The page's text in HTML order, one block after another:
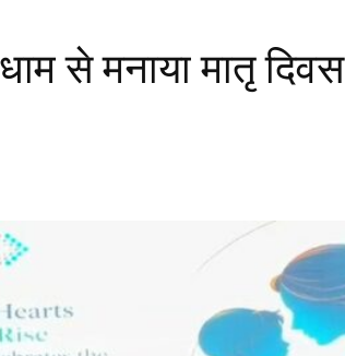
से मनाया मातृ दिवस